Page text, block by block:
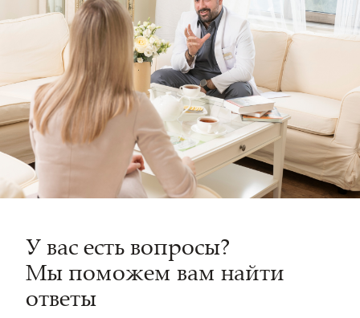
У вас есть вопросы?
Мы поможем вам найти
ответы